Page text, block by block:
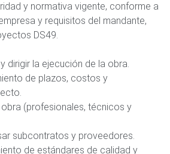
y normativa vigente, conforme a
y requisitos del mandante,
DS49.
dirigir la ejecución de la obra.
de plazos, costos y
obra (profesionales, técnicos y
subcontratos y proveedores.
de estándares de calidad y